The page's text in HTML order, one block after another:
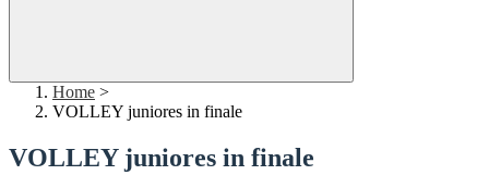
Home >
VOLLEY juniores in finale
VOLLEY juniores in finale